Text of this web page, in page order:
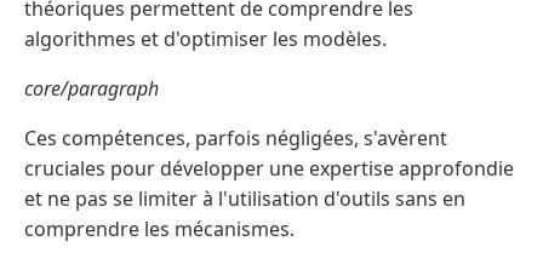
théoriques permettent de comprendre les
algorithmes et d'optimiser les modèles.
core/paragraph
Ces compétences, parfois négligées, s'avèrent
cruciales pour développer une expertise approfondie
et ne pas se limiter à l'utilisation d'outils sans en
comprendre les mécanismes.